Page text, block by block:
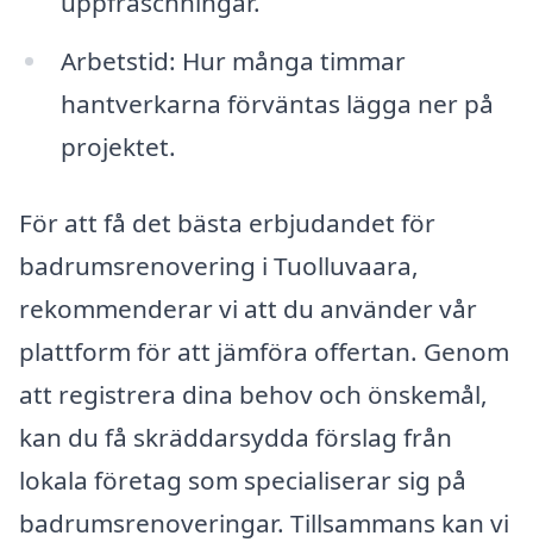
Arbetstid: Hur många timmar
hantverkarna förväntas lägga ner på
projektet.
För att få det bästa erbjudandet för
badrumsrenovering i Tuolluvaara,
rekommenderar vi att du använder vår
plattform för att jämföra offertan. Genom
att registrera dina behov och önskemål,
kan du få skräddarsydda förslag från
lokala företag som specialiserar sig på
badrumsrenoveringar. Tillsammans kan vi